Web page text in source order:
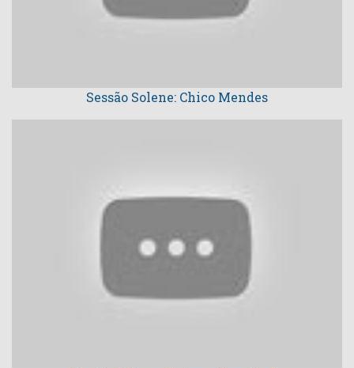
Sessão Solene: Chico Mendes